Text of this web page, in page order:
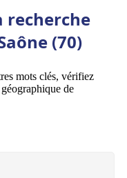
recherche
(70)
mots clés, vérifiez
de